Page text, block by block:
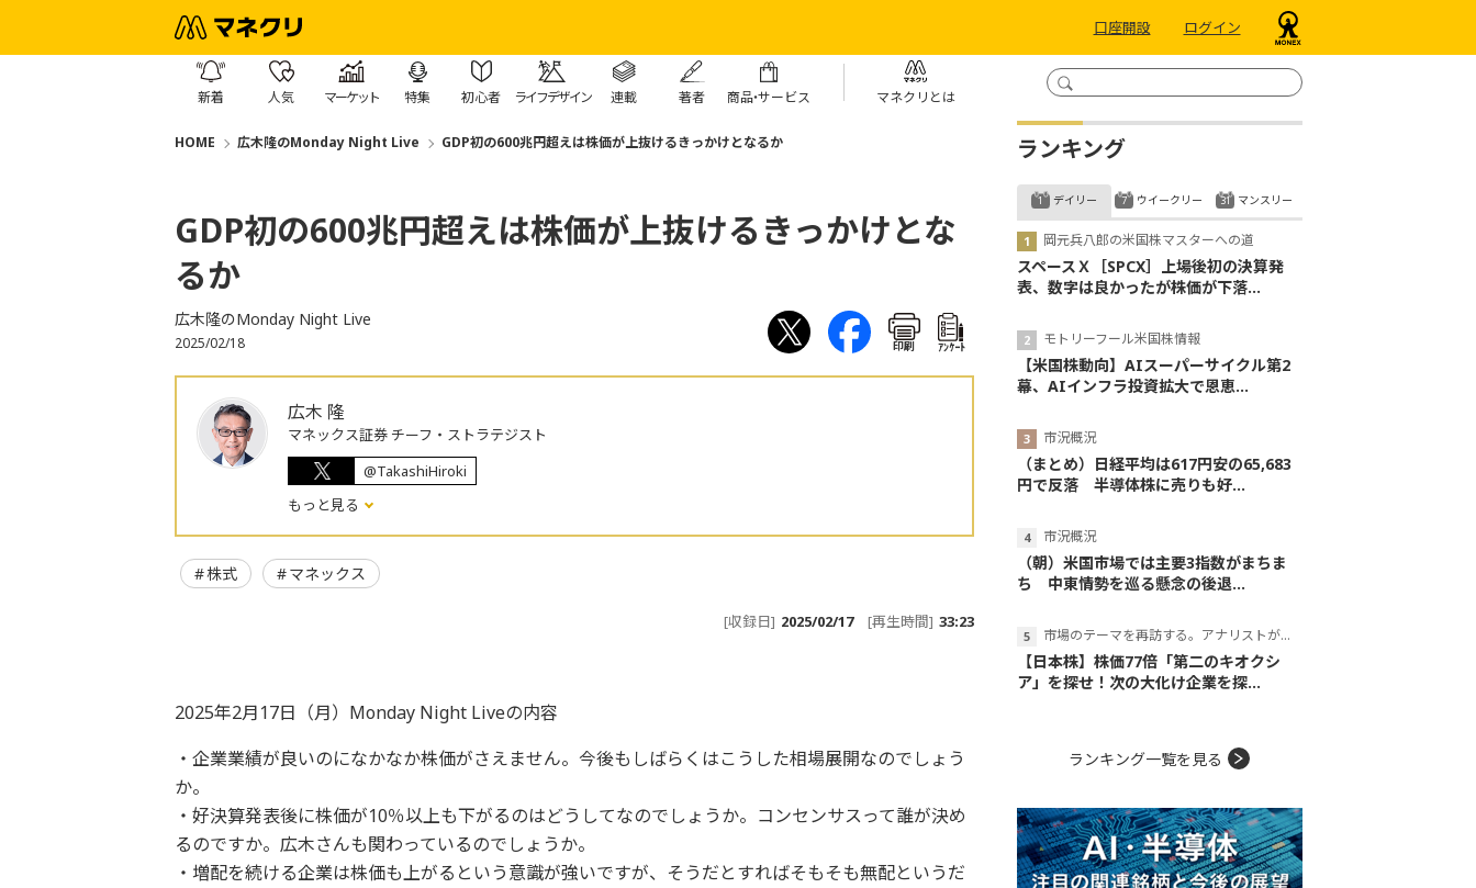
口座開設 ログイン
新着 人気 マーケット 特集 初心者 ライフデザイン 連載 著者 商品・サービス マネクリとは
HOME 広木隆のMonday Night Live GDP初の600兆円超えは株価が上抜けるきっかけとなるか
GDP初の600兆円超えは株価が上抜けるきっかけとな
るか
広木隆のMonday Night Live
2025/02/18 印刷 ｱﾝｹｰﾄ
広木 隆
マネックス証券 チーフ・ストラテジスト
@TakashiHiroki
もっと見る
株式 マネックス
[収録日] 2025/02/17 [再生時間] 33:23
2025年2月17日（月）Monday Night Liveの内容
・企業業績が良いのになかなか株価がさえません。今後もしばらくはこうした相場展開なのでしょう
か。
・好決算発表後に株価が10％以上も下がるのはどうしてなのでしょうか。コンセンサスって誰が決め
るのですか。広木さんも関わっているのでしょうか。
・増配を続ける企業は株価も上がるという意識が強いですが、そうだとすればそもそも無配というだ
ランキング
デイリー
岡元兵八郎の米国株マスターへの道
スペースＸ［SPCX］上場後初の決算発
表、数字は良かったが株価が下落...
モトリーフール米国株情報
【米国株動向】AIスーパーサイクル第2
幕、AIインフラ投資拡大で恩恵...
市況概況
（まとめ）日経平均は617円安の65,683
円で反落 半導体株に売りも好...
市況概況
（朝）米国市場では主要3指数がまちま
ち 中東情勢を巡る懸念の後退...
市場のテーマを再訪する。アナリストが読み解くテーマの本質
【日本株】株価77倍「第二のキオクシ
ア」を探せ！次の大化け企業を探...
ウイークリー マンスリー
ランキング一覧を見る